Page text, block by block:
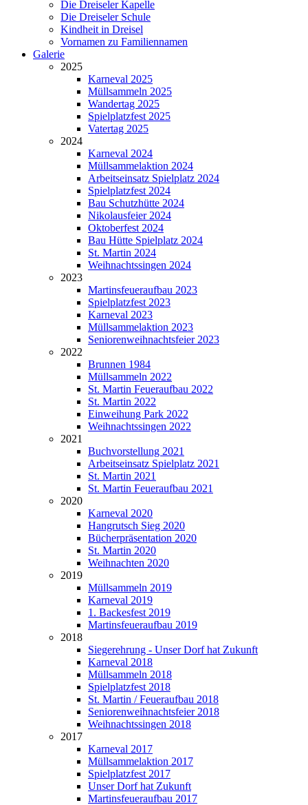
Die Dreiseler Kapelle
Die Dreiseler Schule
Kindheit in Dreisel
Vornamen zu Familiennamen
Galerie
2025
Karneval 2025
Müllsammeln 2025
Wandertag 2025
Spielplatzfest 2025
Vatertag 2025
2024
Karneval 2024
Müllsammelaktion 2024
Arbeitseinsatz Spielplatz 2024
Spielplatzfest 2024
Bau Schutzhütte 2024
Nikolausfeier 2024
Oktoberfest 2024
Bau Hütte Spielplatz 2024
St. Martin 2024
Weihnachtssingen 2024
2023
Martinsfeueraufbau 2023
Spielplatzfest 2023
Karneval 2023
Müllsammelaktion 2023
Seniorenweihnachtsfeier 2023
2022
Brunnen 1984
Müllsammeln 2022
St. Martin Feueraufbau 2022
St. Martin 2022
Einweihung Park 2022
Weihnachtssingen 2022
2021
Buchvorstellung 2021
Arbeitseinsatz Spielplatz 2021
St. Martin 2021
St. Martin Feueraufbau 2021
2020
Karneval 2020
Hangrutsch Sieg 2020
Bücherpräsentation 2020
St. Martin 2020
Weihnachten 2020
2019
Müllsammeln 2019
Karneval 2019
1. Backesfest 2019
Martinsfeueraufbau 2019
2018
Siegerehrung - Unser Dorf hat Zukunft
Karneval 2018
Müllsammeln 2018
Spielplatzfest 2018
St. Martin / Feueraufbau 2018
Seniorenweihnachtsfeier 2018
Weihnachtssingen 2018
2017
Karneval 2017
Müllsammelaktion 2017
Spielplatzfest 2017
Unser Dorf hat Zukunft
Martinsfeueraufbau 2017